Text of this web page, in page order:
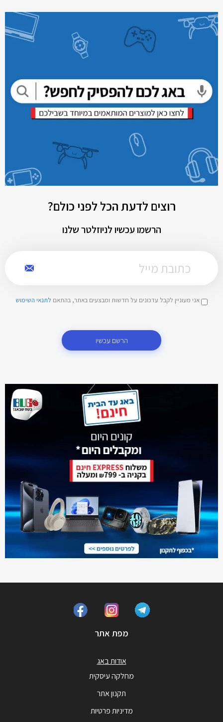
רוצים לדעת הכל לפני כולם?
הרשמו עכשיו לניוזלטר שלנו
אני מעוניין לקבל עדכונים על חדשות ומבצעים באתר, בהתאם לתנאי השימוש
הרשם עכשיו
מפת אתר
אודות באג
מחלקה עיסקית
תקנון אתר
מדיניות פרטיות